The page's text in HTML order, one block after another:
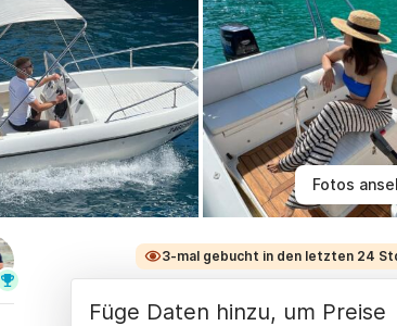
Fotos
3-mal gebucht in den letzten 24
Füge Daten hinzu, um Preise